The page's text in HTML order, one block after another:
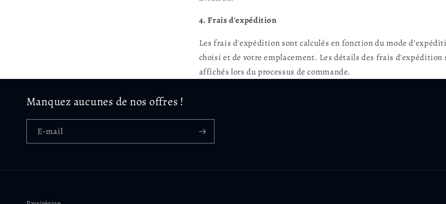
4. Frais d'expédition
Les frais d'expédition sont calculés en fonction du mode
choisi et de votre emplacement. Les détails des frais d'expédition
affichés lors du processus de commande.
Manquez aucunes de nos offres !
E-mail